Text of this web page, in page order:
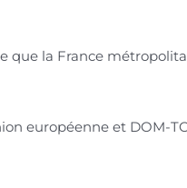
que la France
européenne et DOM-